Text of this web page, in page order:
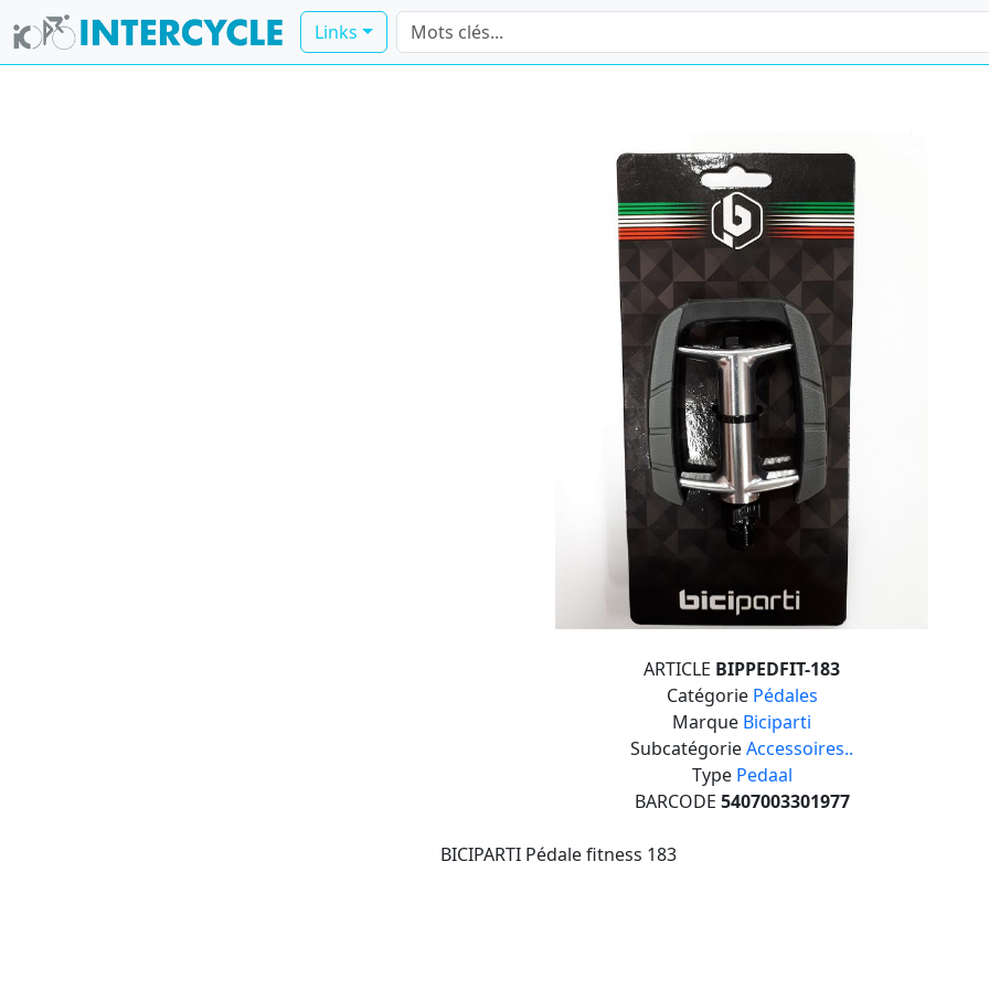
Links
ARTICLE BIPPEDFIT-183
Catégorie Pédales
Marque Biciparti
SubcatégorieAccessoires..
Type Pedaal
BARCODE 5407003301977
BICIPARTI Pédale fitness 183